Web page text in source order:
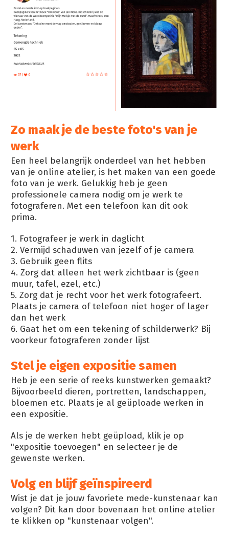
Zo maak je de beste foto's van je
werk
Een heel belangrijk onderdeel van het hebben
van je online atelier, is het maken van een goede
foto van je werk. Gelukkig heb je geen
professionele camera nodig om je werk te
fotograferen. Met een telefoon kan dit ook
prima.
1. Fotografeer je werk in daglicht
2. Vermijd schaduwen van jezelf of je camera
3. Gebruik geen flits
4. Zorg dat alleen het werk zichtbaar is (geen
muur, tafel, ezel, etc.)
5. Zorg dat je recht voor het werk fotografeert.
Plaats je camera of telefoon niet hoger of lager
dan het werk
6. Gaat het om een tekening of schilderwerk? Bij
voorkeur fotograferen zonder lijst
Stel je eigen expositie samen
Heb je een serie of reeks kunstwerken gemaakt?
Bijvoorbeeld dieren, portretten, landschappen,
bloemen etc. Plaats je al geüploade werken in
een expositie.
Als je de werken hebt geüpload, klik je op
"expositie toevoegen" en selecteer je de
gewenste werken.
Volg en blijf geïnspireerd
Wist je dat je jouw favoriete mede-kunstenaar kan
volgen? Dit kan door bovenaan het online atelier
te klikken op "kunstenaar volgen".